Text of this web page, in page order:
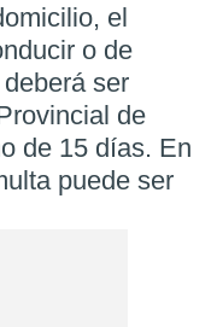
el
o de
ser
de
de 15 días. En
puede ser